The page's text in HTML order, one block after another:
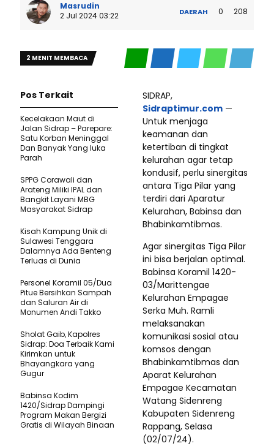
Masrudin
2 Jul 2024 03:22
DAERAH 0 208
2 MENIT MEMBACA
SIDRAP,
Sidraptimur.com —
Untuk menjaga
keamanan dan
ketertiban di tingkat
kelurahan agar tetap
kondusif, perlu sinergitas
antara Tiga Pilar yang
terdiri dari Aparatur
Kelurahan, Babinsa dan
Bhabinkamtibmas.
Agar sinergitas Tiga Pilar
ini bisa berjalan optimal.
Babinsa Koramil 1420-
03/Marittengae
Kelurahan Empagae
Serka Muh. Ramli
melaksanakan
komunikasi sosial atau
komsos dengan
Bhabinkamtibmas dan
Aparat Kelurahan
Empagae Kecamatan
Watang Sidenreng
Kabupaten Sidenreng
Rappang, Selasa
(02/07/24).
Pos Terkait
Kecelakaan Maut di
Jalan Sidrap – Parepare:
Satu Korban Meninggal
Dan Banyak Yang luka
Parah
SPPG Corawali dan
Arateng Miliki IPAL dan
Bangkit Layani MBG
Masyarakat Sidrap
Kisah Kampung Unik di
Sulawesi Tenggara
Dalamnya Ada Benteng
Terluas di Dunia
Personel Koramil 05/Dua
Pitue Bersihkan Sampah
dan Saluran Air di
Monumen Andi Takko
Sholat Gaib, Kapolres
Sidrap: Doa Terbaik Kami
Kirimkan untuk
Bhayangkara yang
Gugur
Babinsa Kodim
1420/Sidrap Dampingi
Program Makan Bergizi
Gratis di Wilayah Binaan